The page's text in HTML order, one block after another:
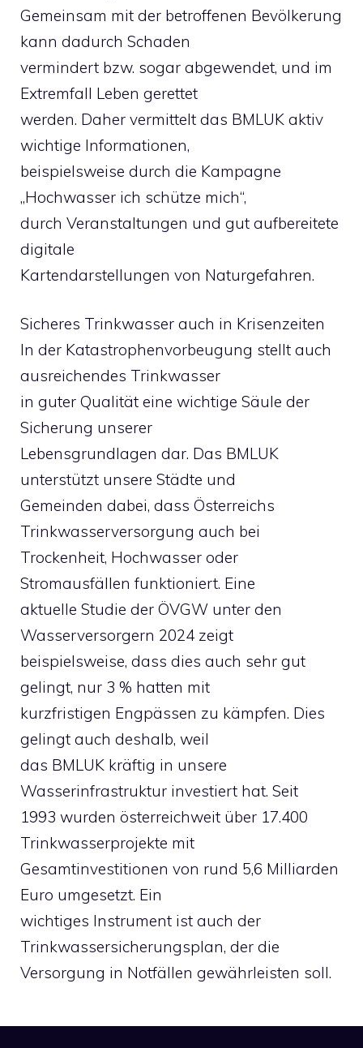
Gemeinsam mit der betroffenen Bevölkerung
kann dadurch Schaden
vermindert bzw. sogar abgewendet, und im
Extremfall Leben gerettet
werden. Daher vermittelt das BMLUK aktiv
wichtige Informationen,
beispielsweise durch die Kampagne
„Hochwasser ich schütze mich“,
durch Veranstaltungen und gut aufbereitete
digitale
Kartendarstellungen von Naturgefahren.
Sicheres Trinkwasser auch in Krisenzeiten
In der Katastrophenvorbeugung stellt auch
ausreichendes Trinkwasser
in guter Qualität eine wichtige Säule der
Sicherung unserer
Lebensgrundlagen dar. Das BMLUK
unterstützt unsere Städte und
Gemeinden dabei, dass Österreichs
Trinkwasserversorgung auch bei
Trockenheit, Hochwasser oder
Stromausfällen funktioniert. Eine
aktuelle Studie der ÖVGW unter den
Wasserversorgern 2024 zeigt
beispielsweise, dass dies auch sehr gut
gelingt, nur 3 % hatten mit
kurzfristigen Engpässen zu kämpfen. Dies
gelingt auch deshalb, weil
das BMLUK kräftig in unsere
Wasserinfrastruktur investiert hat. Seit
1993 wurden österreichweit über 17.400
Trinkwasserprojekte mit
Gesamtinvestitionen von rund 5,6 Milliarden
Euro umgesetzt. Ein
wichtiges Instrument ist auch der
Trinkwassersicherungsplan, der die
Versorgung in Notfällen gewährleisten soll.